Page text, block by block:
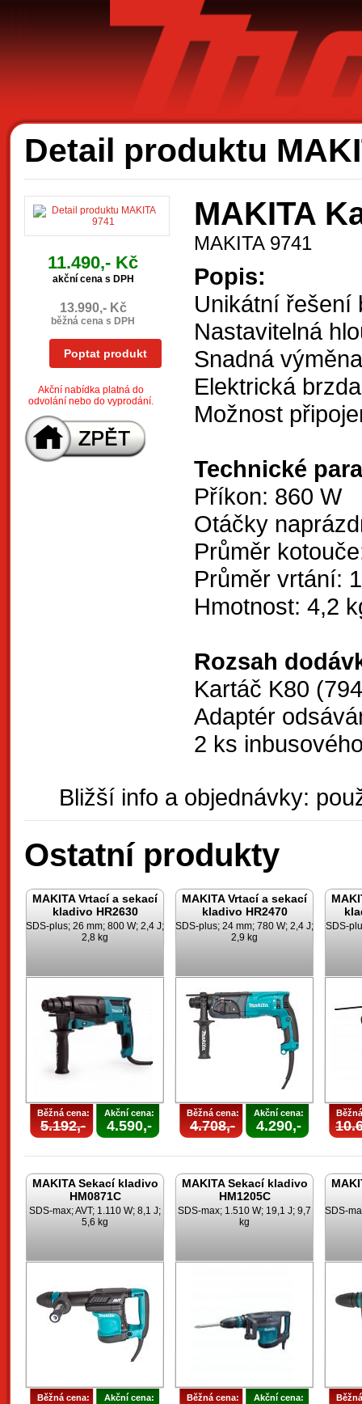
Detail produktu
11.490,- Kč
akční cena s DPH
13.990,- Kč
běžná cena s DPH
Poptat produkt
Akční nabídka platná do
odvolání nebo do vyprodání.
MAKITA
MAKITA 9741
Popis:
Unikátní řešení
Nastavitelná
Snadná
Elektrická brzda
Možnost
Technické
Příkon: 860 W
Otáčky
Průměr
Průměr vrtání:
Hmotnost: 4,2
Rozsah
Kartáč K80
Adaptér
2 ks
Bližší info a objednávky:
Ostatní produkty
MAKITA Vrtací a sekací
kladivo HR2630
SDS-plus; 26 mm; 800 W; 2,4 J;
2,8 kg
Běžná cena:
5.192,-
Akční cena:
4.590,-
MAKITA Vrtací a sekací
kladivo HR2470
SDS-plus; 24 mm; 780 W; 2,4 J;
2,9 kg
Běžná cena:
4.708,-
Akční cena:
4.290,-
SDS-
MAKITA Sekací kladivo
HM0871C
SDS-max; AVT; 1.110 W; 8,1 J;
5,6 kg
Běžná cena: Akční cena:
MAKITA Sekací kladivo
HM1205C
SDS-max; 1.510 W; 19,1 J; 9,7
kg
Běžná cena: Akční cena:
SDS-